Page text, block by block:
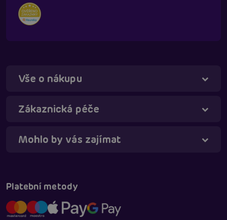
Vše o nákupu
Zákaznická péče
Mohlo by vás zajímat
Platební metody
Táňa - virtuální asistentka